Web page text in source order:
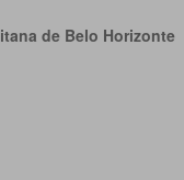
de Belo Horizonte